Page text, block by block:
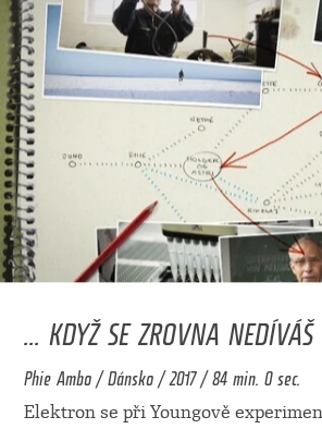
... KDYŽ SE ZROVNA NEDÍVÁŠ
Phie Ambo / Dánsko / 2017 / 84 min. 0 sec.
Elektron se při Youngově